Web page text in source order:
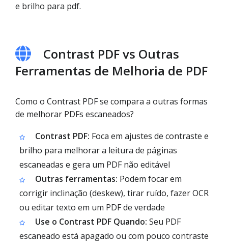
e brilho para pdf.
Contrast PDF vs Outras
Ferramentas de Melhoria de PDF
Como o Contrast PDF se compara a outras formas
de melhorar PDFs escaneados?
Contrast PDF: Foca em ajustes de contraste e
brilho para melhorar a leitura de páginas
escaneadas e gera um PDF não editável
Outras ferramentas: Podem focar em
corrigir inclinação (deskew), tirar ruído, fazer OCR
ou editar texto em um PDF de verdade
Use o Contrast PDF Quando: Seu PDF
escaneado está apagado ou com pouco contraste